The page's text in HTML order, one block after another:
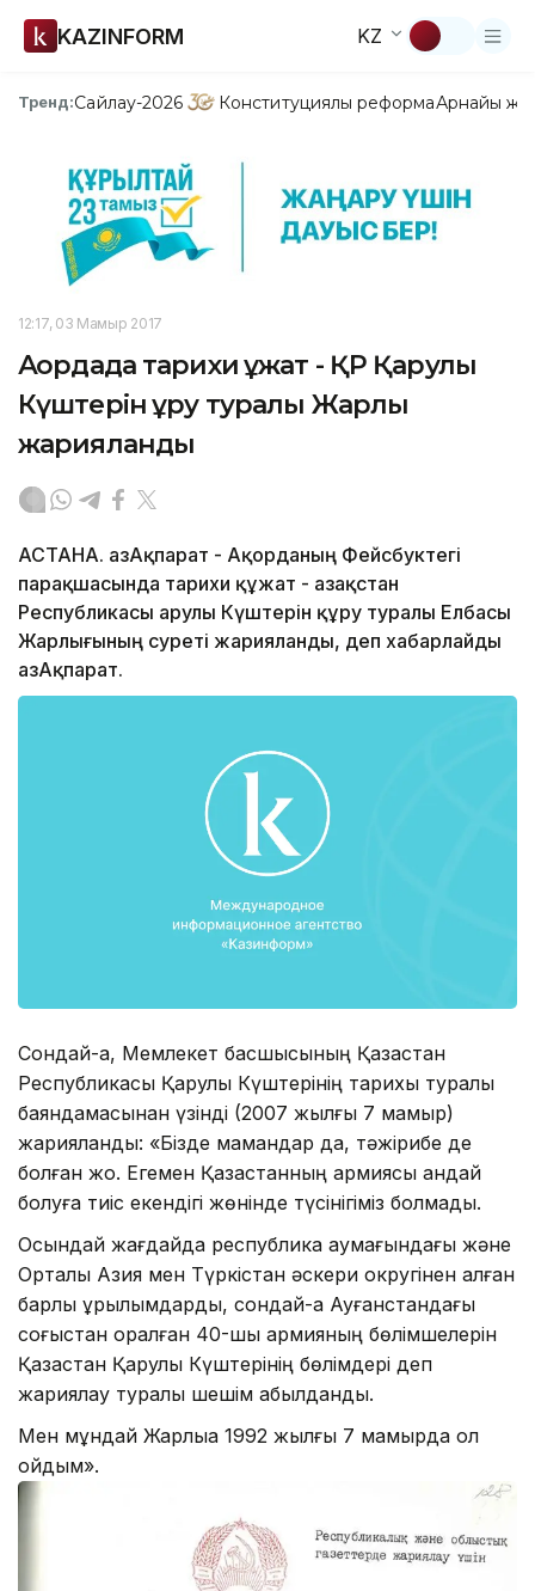
KAZINFORM KZ
Тренд:Сайлау-2026 Конституциялық реформаАрнайы
12:17, 03 Мамыр 2017
Ақордада тарихи құжат - ҚР Қарулы
Күштерін құру туралы Жарлық
жарияланды
АСТАНА. ҚазАқпарат - Ақорданың Фейсбуктегі
парақшасында тарихи құжат - Қазақстан
Республикасы Қарулы Күштерін құру туралы Елбасы
Жарлығының суреті жарияланды, деп хабарлайды
ҚазАқпарат.
Сондай-ақ, Мемлекет басшысының Қазақстан
Республикасы Қарулы Күштерінің тарихы туралы
баяндамасынан үзінді (2007 жылғы 7 мамыр)
жарияланды: «Бізде мамандар да, тәжірибе де
болған жоқ. Егемен Қазақстанның армиясы қандай
болуға тиіс екендігі жөнінде түсінігіміз болмады.
Осындай жағдайда республика аумағындағы және
Орталық Азия мен Түркістан әскери округінен қалған
барлық құрылымдарды, сондай-ақ Ауғанстандағы
соғыстан оралған 40-шы армияның бөлімшелерін
Қазақстан Қарулы Күштерінің бөлімдері деп
жариялау туралы шешім қабылданды.
Мен мұндай Жарлыққа 1992 жылғы 7 мамырда қол
қойдым».